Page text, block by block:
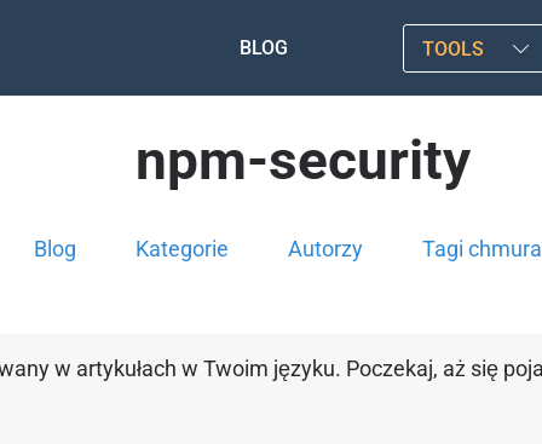
BLOG TOOLS
npm-security
Blog Kategorie Autorzy Tagi chmura